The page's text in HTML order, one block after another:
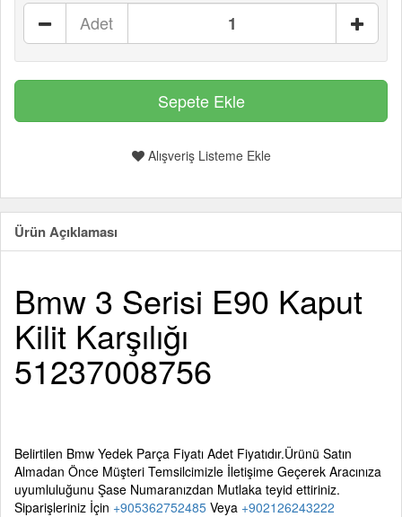
Adet
Alışveriş Listeme Ekle
Ürün Açıklaması
Bmw 3 Serisi E90 Kaput
Kilit Karşılığı
51237008756
Belirtilen Bmw Yedek Parça Fiyatı Adet Fiyatıdır.Ürünü Satın
Almadan Önce Müşteri Temsilcimizle İletişime Geçerek Aracınıza
uyumluluğunu Şase Numaranızdan Mutlaka teyid ettiriniz.
Siparişleriniz İçin +905362752485 Veya +902126243222